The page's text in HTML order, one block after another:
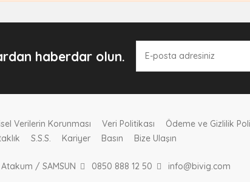
haberdar olun.
Verilerin Korunması Veri Politikası Ödeme ve Gizlilik
S.S.S. Kariyer Basın Bize Ulaşın
Atakum / SAMSUN 0850 888 12 50 info@bivig.com